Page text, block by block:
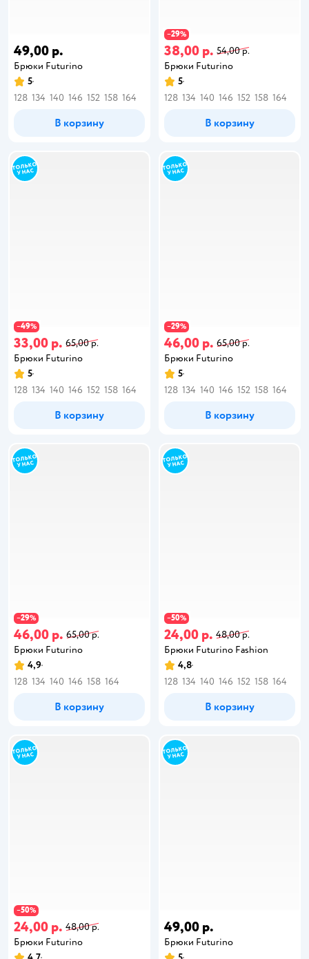
49,00 р.
Брюки Futurino
5
128 134 140 146 152 158 164
В корзину
−29%
38,00 р. 54,00 р.
Брюки Futurino
5
128 134 140 146 152 158 164
В корзину
−49%
33,00 р. 65,00 р.
Брюки Futurino
5
128 134 140 146 152 158 164
В корзину
−29%
46,00 р. 65,00 р.
Брюки Futurino
5
128 134 140 146 152 158 164
В корзину
−29%
46,00 р. 65,00 р.
Брюки Futurino
4,9
128 134 140 146 158 164
В корзину
−50%
24,00 р. 48,00 р.
Брюки Futurino Fashion
4,8
128 134 140 146 152 158 164
В корзину
−50%
24,00 р. 48,00 р.
Брюки Futurino
49,00 р.
Брюки Futurino